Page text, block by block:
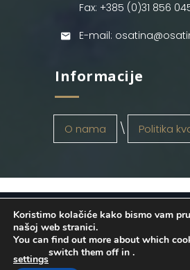
Fax: +385 (0)31 856
E-mail:
Informacije
O nama Politika
OSATINA GRUPA d.o.o. 2026
byINFOS Osijek. Sva
Koristimo kolačiće kako bismo vam
našoj web stranici.
You can find out more about which
switch them off in
settings
.